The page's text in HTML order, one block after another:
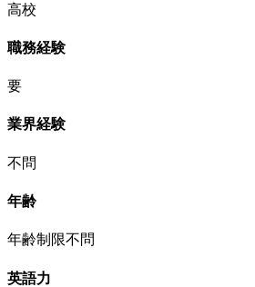
高校
職務経験
要
業界経験
不問
年齢
年齢制限不問
英語力